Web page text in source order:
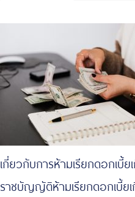
เกี่ยวกับการห้ามเรียกดอกเ
ราชบัญญัติห้ามเรียกดอกเบี้ย